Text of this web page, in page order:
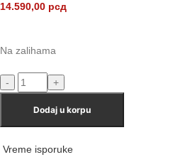
14.590,00 рсд
Na zalihama
Dodaj u korpu
Vreme isporuke